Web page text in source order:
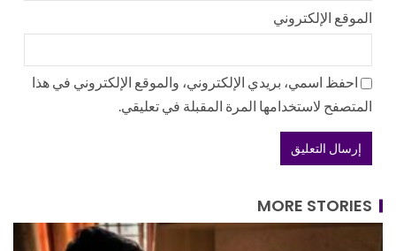
الموقع الإلكتروني
احفظ اسمي، بريدي الإلكتروني، والموقع الإلكتروني في هذا
المتصفح لاستخدامها المرة المقبلة في تعليقي.
MORE STORIES